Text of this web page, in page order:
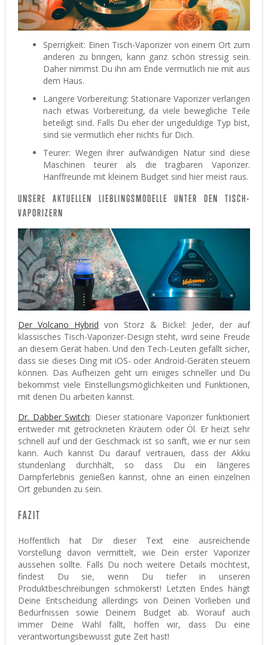
Sperrigkeit: Einen Tisch-Vaporizer von einem Ort zum
anderen zu bringen, kann ganz schön stressig sein.
Daher nimmst Du ihn am Ende vermutlich nie mit aus
dem Haus.
Längere Vorbereitung: Stationäre Vaporizer verlangen
nach etwas Vorbereitung, da viele bewegliche Teile
beteiligt sind. Falls Du eher der ungeduldige Typ bist,
sind sie vermutlich eher nichts für Dich.
Teurer: Wegen ihrer aufwändigen Natur sind diese
Maschinen teurer als die tragbaren Vaporizer.
Hanffreunde mit kleinem Budget sind hier meist raus.
UNSERE AKTUELLEN LIEBLINGSMODELLE UNTER DEN TISCH-
VAPORIZERN
Der Volcano Hybrid von Storz & Bickel: Jeder, der auf
klassisches Tisch-Vaporizer-Design steht, wird seine Freude
an diesem Gerät haben. Und den Tech-Leuten gefällt sicher,
dass sie dieses Ding mit iOS- oder Android-Geräten steuern
können. Das Aufheizen geht um einiges schneller und Du
bekommst viele Einstellungsmöglichkeiten und Funktionen,
mit denen Du arbeiten kannst.
Dr. Dabber Switch: Dieser stationäre Vaporizer funktioniert
entweder mit getrockneten Kräutern oder Öl. Er heizt sehr
schnell auf und der Geschmack ist so sanft, wie er nur sein
kann. Auch kannst Du darauf vertrauen, dass der Akku
stundenlang durchhält, so dass Du ein längeres
Dampferlebnis genießen kannst, ohne an einen einzelnen
Ort gebunden zu sein.
FAZIT
Hoffentlich hat Dir dieser Text eine ausreichende
Vorstellung davon vermittelt, wie Dein erster Vaporizer
aussehen sollte. Falls Du noch weitere Details möchtest,
findest Du sie, wenn Du tiefer in unseren
Produktbeschreibungen schmökerst! Letzten Endes hängt
Deine Entscheidung allerdings von Deinen Vorlieben und
Bedürfnissen sowie Deinem Budget ab. Worauf auch
immer Deine Wahl fällt, hoffen wir, dass Du eine
verantwortungsbewusst gute Zeit hast!